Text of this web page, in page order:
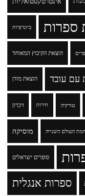
ביוגרפיות ספרות
הוצאת הקיבוץ המאוחד
הוצאת מודן עם עובד
זיכרון חירות טורקיה
מוסיקה העולם השנייה
סופרים ישראלים
ספרות אנגלית